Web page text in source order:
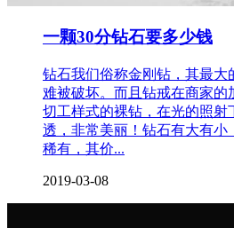
一颗30分钻石要多少钱
钻石我们俗称金刚钻，其最大
难被破坏。而且钻戒在商家的
切工样式的裸钻，在光的照射
透，非常美丽！钻石有大有小
稀有，其价...
2019-03-08